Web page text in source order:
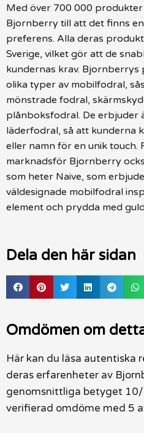
Med över 700 000 produkter
Bjornberry till att det finns
preferens. Alla deras
Sverige, vilket gör att de
kundernas krav.
olika typer av mobilfodral,
mönstrade fodral,
plånboksfodral. De erbjuder
läderfodral, så att kunderna
eller namn för en unik touch.
marknadsför Bjornberry
som heter Naive, som
väldesignade mobilfodral
element och prydda med
Dela den här sidan
Omdömen om
Här kan du läsa autentiska
deras erfarenheter av
genomsnittliga betyget 10/
verifierad omdöme med 5